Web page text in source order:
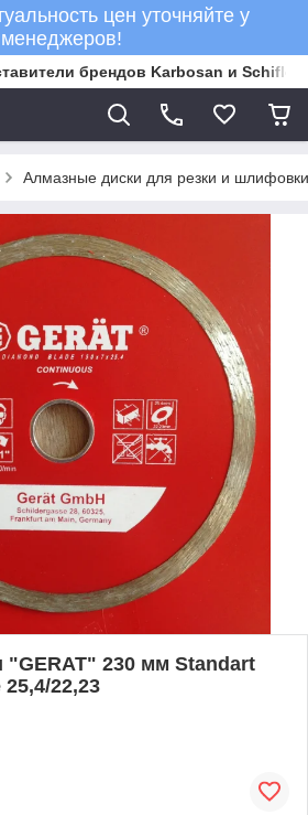
цен уточняйте у
менеджеров!
брендов Karbosan и Schifler
Алмазные диски для резки и
230 мм Standart
22,23